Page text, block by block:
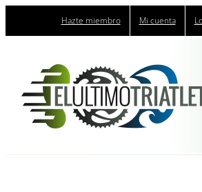
Hazte miembro Mi cuenta